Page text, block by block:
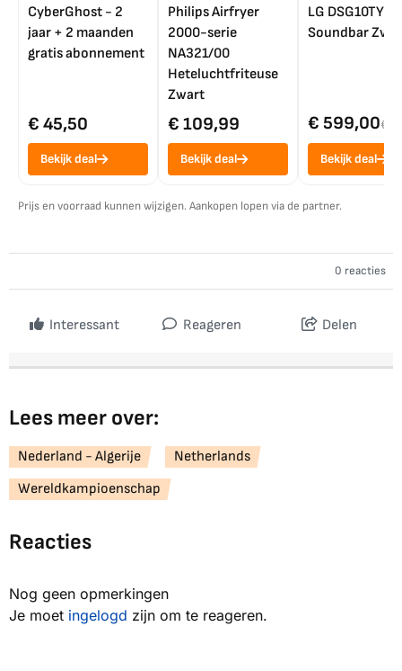
CyberGhost - 2
jaar + 2 maanden
gratis abonnement
€ 45,50
Bekijk deal
Philips Airfryer
2000-serie
NA321/00
Heteluchtfriteuse
Zwart
€ 109,99
Bekijk deal
LG DSG10TY
Soundbar
€ 599,00€
Bekijk deal
Prijs en voorraad kunnen wijzigen. Aankopen lopen via de partner.
0 reacties
Interessant Reageren Delen
Lees meer over:
Nederland - Algerije
Netherlands
Wereldkampioenschap
Reacties
Nog geen opmerkingen
Je moet ingelogd zijn om te reageren.